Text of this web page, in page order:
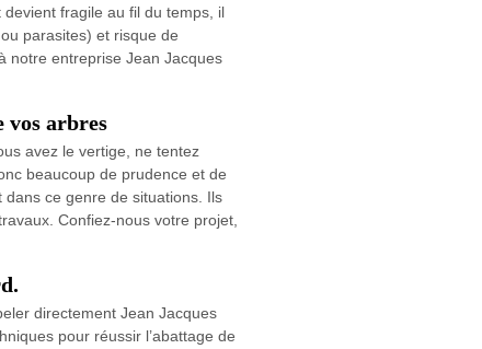
fragile au fil du temps, il
parasites) et risque de
notre entreprise Jean Jacques
vos arbres
avez le vertige, ne tentez
beaucoup de prudence et de
ce genre de situations. Ils
Confiez-nous votre projet,
directement Jean Jacques
pour réussir l’abattage de